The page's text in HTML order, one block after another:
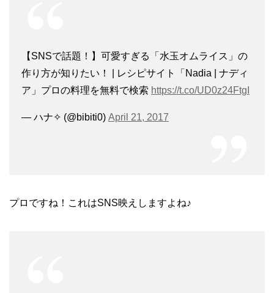
【SNSで話題！】可愛すぎる「水玉オムライス」の
作り方が知りたい！ | レシピサイト「Nadia | ナディ
ア」プロの料理を無料で検索 https://t.co/UD0z24FtgI
— ハナ✧ (@bibiti0) April 21, 2017
プロですね！これはSNS映えしますよね♪